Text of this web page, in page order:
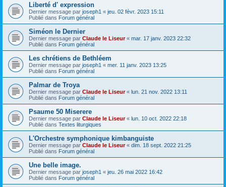
Liberté d' expression
Dernier message par joseph1 « jeu. 02 févr. 2023 15:11
Publié dans Forum général
Siméon le Dernier
Dernier message par Claude le Liseur« mar. 17 janv. 2023 22:32
Publié dans Forum général
Les chrétiens de Bethléem
Dernier message par joseph1 « mer. 11 janv. 2023 13:25
Publié dans Forum général
Palmar de Troya
Dernier message par Claude le Liseur« lun. 21 nov. 2022 13:11
Publié dans Forum général
Psaume 50 Miserere
Dernier message par Claude le Liseur« lun. 10 oct. 2022 22:18
Publié dans Textes liturgiques
L'Orchestre symphonique kimbanguiste
Dernier message par Claude le Liseur« dim. 18 sept. 2022 21:25
Publié dans Forum général
Une belle image.
Dernier message par joseph1 « jeu. 26 mai 2022 16:42
Publié dans Forum général